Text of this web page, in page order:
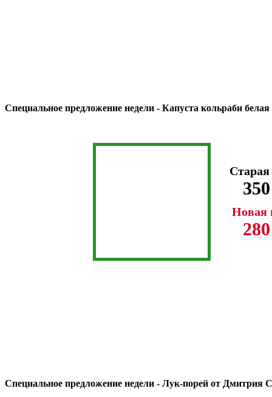
Специальное предложение недели - Капуста кольраби
Новая
Специальное предложение недели - Лук-порей от Дмитрия